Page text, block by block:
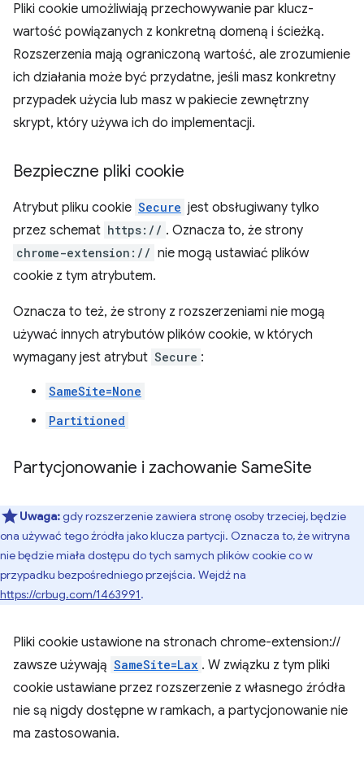
Pliki cookie umożliwiają przechowywanie par klucz-
wartość powiązanych z konkretną domeną i ścieżką.
Rozszerzenia mają ograniczoną wartość, ale zrozumienie
ich działania może być przydatne, jeśli masz konkretny
przypadek użycia lub masz w pakiecie zewnętrzny
skrypt, który używa ich do implementacji.
Bezpieczne pliki cookie
Atrybut pliku cookie Secure jest obsługiwany tylko
przez schemat https:// . Oznacza to, że strony
chrome-extension:// nie mogą ustawiać plików
cookie z tym atrybutem.
Oznacza to też, że strony z rozszerzeniami nie mogą
używać innych atrybutów plików cookie, w których
wymagany jest atrybut Secure :
SameSite=None
Partitioned
Partycjonowanie i zachowanie SameSite
Uwaga:gdy rozszerzenie zawiera stronę osoby trzeciej, będzie
ona używać tego źródła jako klucza partycji. Oznacza to, że witryna
nie będzie miała dostępu do tych samych plików cookie co w
przypadku bezpośredniego przejścia. Wejdź na
https://crbug.com/1463991.
Pliki cookie ustawione na stronach chrome-extension://
zawsze używają SameSite=Lax . W związku z tym pliki
cookie ustawiane przez rozszerzenie z własnego źródła
nie są nigdy dostępne w ramkach, a partycjonowanie nie
ma zastosowania.